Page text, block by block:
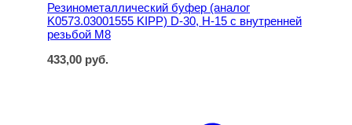
Резинометаллический буфер (аналог
K0573.03001555 KIPP) D-30, H-15 с внутренней
резьбой M8
433,00 руб.